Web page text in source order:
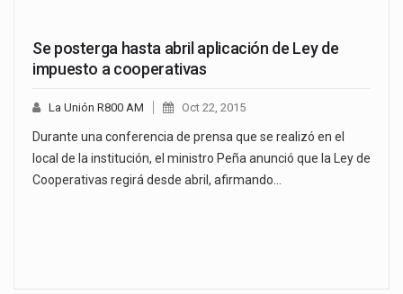
Se posterga hasta abril aplicación de Ley de
impuesto a cooperativas
La Unión R800 AM Oct 22, 2015
Durante una conferencia de prensa que se realizó en el
local de la institución, el ministro Peña anunció que la Ley de
Cooperativas regirá desde abril, afirmando…